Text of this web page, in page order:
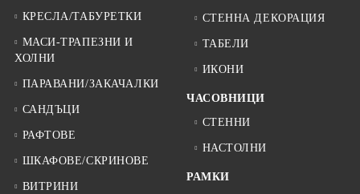
КРЕСЛА/ТАБУРЕТКИ
МАСИ-ТРАПЕЗНИ И
ХОЛНИ
ПАРАВАНИ/ЗАКАЧАЛКИ
САНДЪЦИ
РАФТОВЕ
ШКАФОВЕ/СКРИНОВЕ
ВИТРИНИ
СТЕННА ДЕКОРАЦИЯ
ТАБЕЛИ
ИКОНИ
ЧАСОВНИЦИ
СТЕННИ
НАСТОЛНИ
РАМКИ